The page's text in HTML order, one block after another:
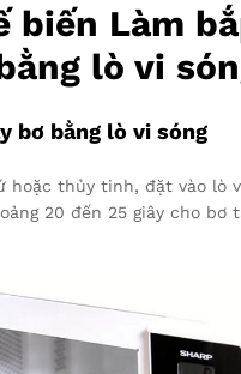
biến Làm
lò vi
bơ bằng lò vi sóng
hoặc thủy tinh, đặt vào lò
20 đến 25 giây cho bơ